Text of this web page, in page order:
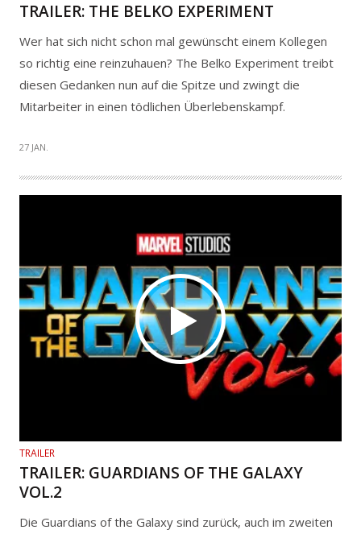
TRAILER: THE BELKO EXPERIMENT
Wer hat sich nicht schon mal gewünscht einem Kollegen
so richtig eine reinzuhauen? The Belko Experiment treibt
diesen Gedanken nun auf die Spitze und zwingt die
Mitarbeiter in einen tödlichen Überlebenskampf.
27 JAN.
TRAILER
TRAILER: GUARDIANS OF THE GALAXY
VOL.2
Die Guardians of the Galaxy sind zurück, auch im zweiten